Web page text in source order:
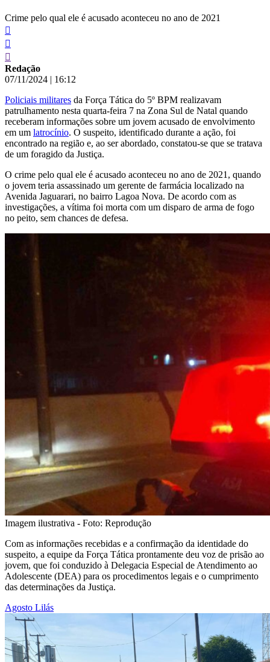
Crime pelo qual ele é acusado aconteceu no ano de 2021
Redação
07/11/2024 | 16:12
Policiais militares da Força Tática do 5º BPM realizavam
patrulhamento nesta quarta-feira 7 na Zona Sul de Natal quando
receberam informações sobre um jovem acusado de envolvimento
em um latrocínio. O suspeito, identificado durante a ação, foi
encontrado na região e, ao ser abordado, constatou-se que se tratava
de um foragido da Justiça.
O crime pelo qual ele é acusado aconteceu no ano de 2021, quando
o jovem teria assassinado um gerente de farmácia localizado na
Avenida Jaguarari, no bairro Lagoa Nova. De acordo com as
investigações, a vítima foi morta com um disparo de arma de fogo
no peito, sem chances de defesa.
Imagem ilustrativa - Foto: Reprodução
Com as informações recebidas e a confirmação da identidade do
suspeito, a equipe da Força Tática prontamente deu voz de prisão ao
jovem, que foi conduzido à Delegacia Especial de Atendimento ao
Adolescente (DEA) para os procedimentos legais e o cumprimento
das determinações da Justiça.
Agosto Lilás